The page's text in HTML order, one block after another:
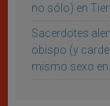
no sólo) en
Sacerdotes
obispo (y
mismo sexo